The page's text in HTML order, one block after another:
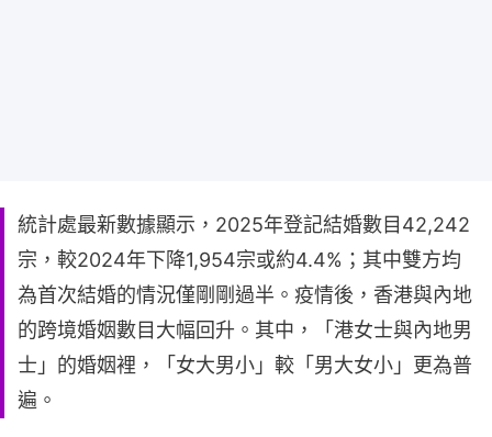
統計處最新數據顯示，2025年登記結婚數目42,242
宗，較2024年下降1,954宗或約4.4%；其中雙方均
為首次結婚的情況僅剛剛過半。疫情後，香港與內地
的跨境婚姻數目大幅回升。其中，「港女士與內地男
士」的婚姻裡，「女大男小」較「男大女小」更為普
遍。